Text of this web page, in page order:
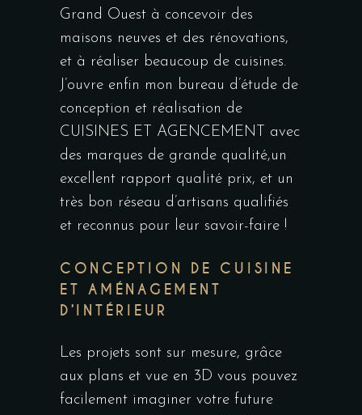
Grand Ouest à concevoir des
maisons neuves et des rénovations,
et à réaliser beaucoup de cuisines.
J’ouvre enfin mon bureau d’étude de
conception et réalisation de
CUISINES ET AGENCEMENT avec
des marques de grande qualité,un
excellent rapport qualité prix, et un
très bon réseau d’artisans qualifiés
et reconnus pour leur savoir-faire !
CONCEPTION DE CUISINE
ET AMÉNAGEMENT
D’INTÉRIEUR
Les projets sont sur mesure, grâce
aux plans et vue en 3D vous pouvez
facilement imaginer votre future